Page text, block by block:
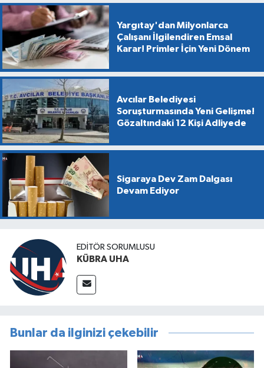
Yargıtay'dan Milyonlarca
Çalışanı İlgilendiren Emsal
Karar! Primler İçin Yeni Dönem
Avcılar Belediyesi
Soruşturmasında Yeni Gelişme!
Gözaltındaki 12 Kişi Adliyede
Sigaraya Dev Zam Dalgası
Devam Ediyor
EDİTÖR SORUMLUSU
KÜBRA UHA
Bunlar da ilginizi çekebilir